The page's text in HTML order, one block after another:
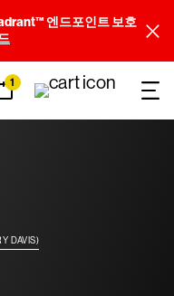
엔드포인트 보호
1
DAVIS)